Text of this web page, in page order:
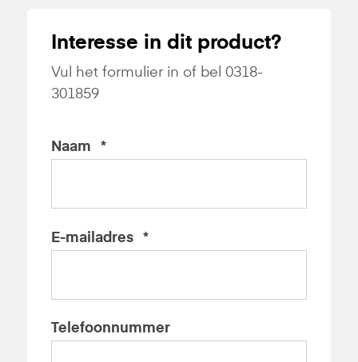
Interesse in dit product?
Vul het formulier in of bel 0318-
301859
Naam *
E-mailadres *
Telefoonnummer